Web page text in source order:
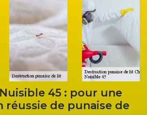
Traitement anti
Chanteau :